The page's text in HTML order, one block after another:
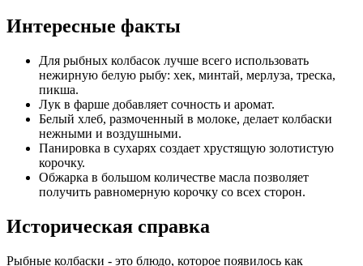
Интересные факты
Для рыбных колбасок лучше всего использовать
нежирную белую рыбу: хек, минтай, мерлуза, треска,
пикша.
Лук в фарше добавляет сочность и аромат.
Белый хлеб, размоченный в молоке, делает колбаски
нежными и воздушными.
Панировка в сухарях создает хрустящую золотистую
корочку.
Обжарка в большом количестве масла позволяет
получить равномерную корочку со всех сторон.
Историческая справка
Рыбные колбаски - это блюдо, которое появилось как